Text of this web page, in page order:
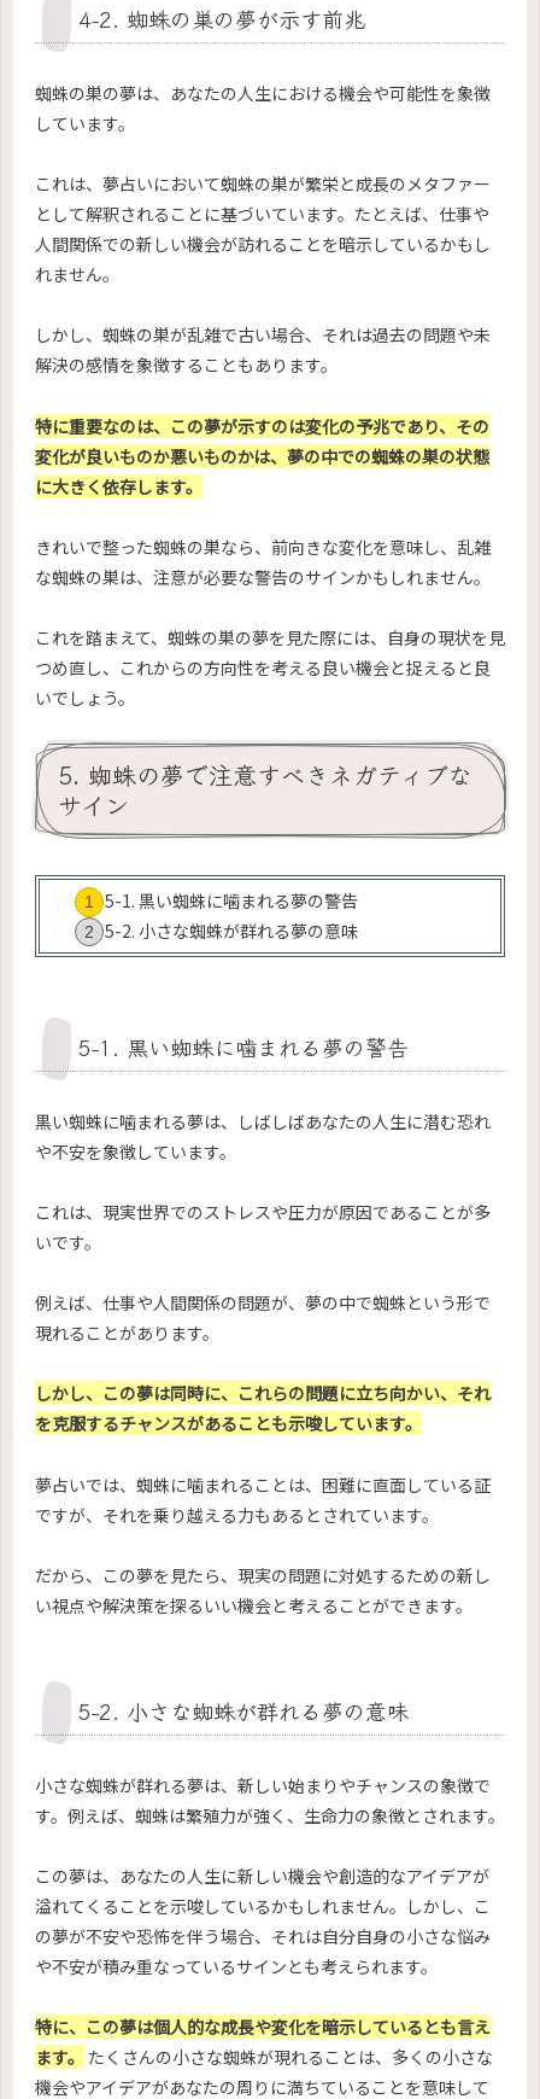
4-2. 蜘蛛の巣の夢が示す前兆
蜘蛛の巣の夢は、あなたの人生における機会や可能性を象徴
しています。
これは、夢占いにおいて蜘蛛の巣が繁栄と成長のメタファー
として解釈されることに基づいています。たとえば、仕事や
人間関係での新しい機会が訪れることを暗示しているかもし
れません。
しかし、蜘蛛の巣が乱雑で古い場合、それは過去の問題や未
解決の感情を象徴することもあります。
特に重要なのは、この夢が示すのは変化の予兆であり、その
変化が良いものか悪いものかは、夢の中での蜘蛛の巣の状態
に大きく依存します。
きれいで整った蜘蛛の巣なら、前向きな変化を意味し、乱雑
な蜘蛛の巣は、注意が必要な警告のサインかもしれません。
これを踏まえて、蜘蛛の巣の夢を見た際には、自身の現状を見
つめ直し、これからの方向性を考える良い機会と捉えると良
いでしょう。
5. 蜘蛛の夢で注意すべきネガティブな
サイン
5-1. 黒い蜘蛛に噛まれる夢の警告
5-2. 小さな蜘蛛が群れる夢の意味
5-1. 黒い蜘蛛に噛まれる夢の警告
黒い蜘蛛に噛まれる夢は、しばしばあなたの人生に潜む恐れ
や不安を象徴しています。
これは、現実世界でのストレスや圧力が原因であることが多
いです。
例えば、仕事や人間関係の問題が、夢の中で蜘蛛という形で
現れることがあります。
しかし、この夢は同時に、これらの問題に立ち向かい、それ
を克服するチャンスがあることも示唆しています。
夢占いでは、蜘蛛に噛まれることは、困難に直面している証
ですが、それを乗り越える力もあるとされています。
だから、この夢を見たら、現実の問題に対処するための新し
い視点や解決策を探るいい機会と考えることができます。
5-2. 小さな蜘蛛が群れる夢の意味
小さな蜘蛛が群れる夢は、新しい始まりやチャンスの象徴で
す。例えば、蜘蛛は繁殖力が強く、生命力の象徴とされます。
この夢は、あなたの人生に新しい機会や創造的なアイデアが
溢れてくることを示唆しているかもしれません。しかし、こ
の夢が不安や恐怖を伴う場合、それは自分自身の小さな悩み
や不安が積み重なっているサインとも考えられます。
特に、この夢は個人的な成長や変化を暗示しているとも言え
ます。 たくさんの小さな蜘蛛が現れることは、多くの小さな
機会やアイデアがあなたの周りに満ちていることを意味して